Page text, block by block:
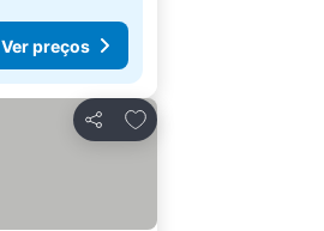
Ver preços
Partilhar
Adicionar aos favoritos